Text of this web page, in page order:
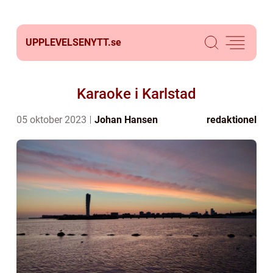
UPPLEVELSENYTT.se
Karaoke i Karlstad
05 oktober 2023 Johan Hansen redaktionel